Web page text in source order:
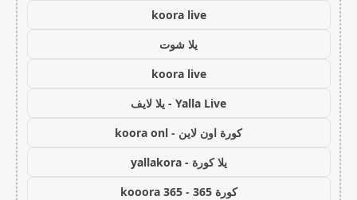
koora live
يلا شوت
koora live
Yalla Live - يلا لايف
كورة اون لاين - koora onl
يلا كورة - yallakora
كورة 365 - kooora 365